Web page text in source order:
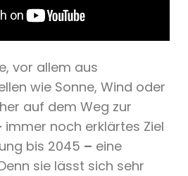
vor allem aus
wie Sonne, Wind oder
auf dem Weg zur
immer noch erklärtes Ziel
bis 2045 – eine
sie lässt sich sehr